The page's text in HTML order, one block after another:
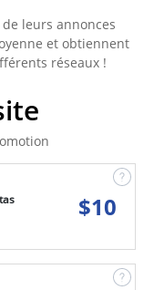
leurs annonces
et obtiennent
réseaux !
$10